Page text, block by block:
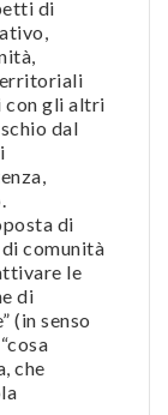
di
con gli altri
dal
di
comunità
le
di
(in senso
che